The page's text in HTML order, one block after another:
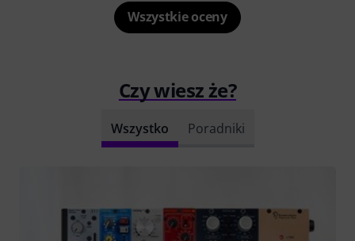
Wszystkie oceny
Czy wiesz że?
Wszystko Poradniki